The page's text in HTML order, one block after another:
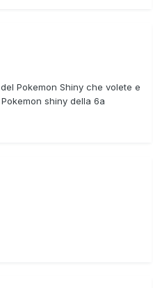
Pokemon Shiny che volete e
shiny della 6a